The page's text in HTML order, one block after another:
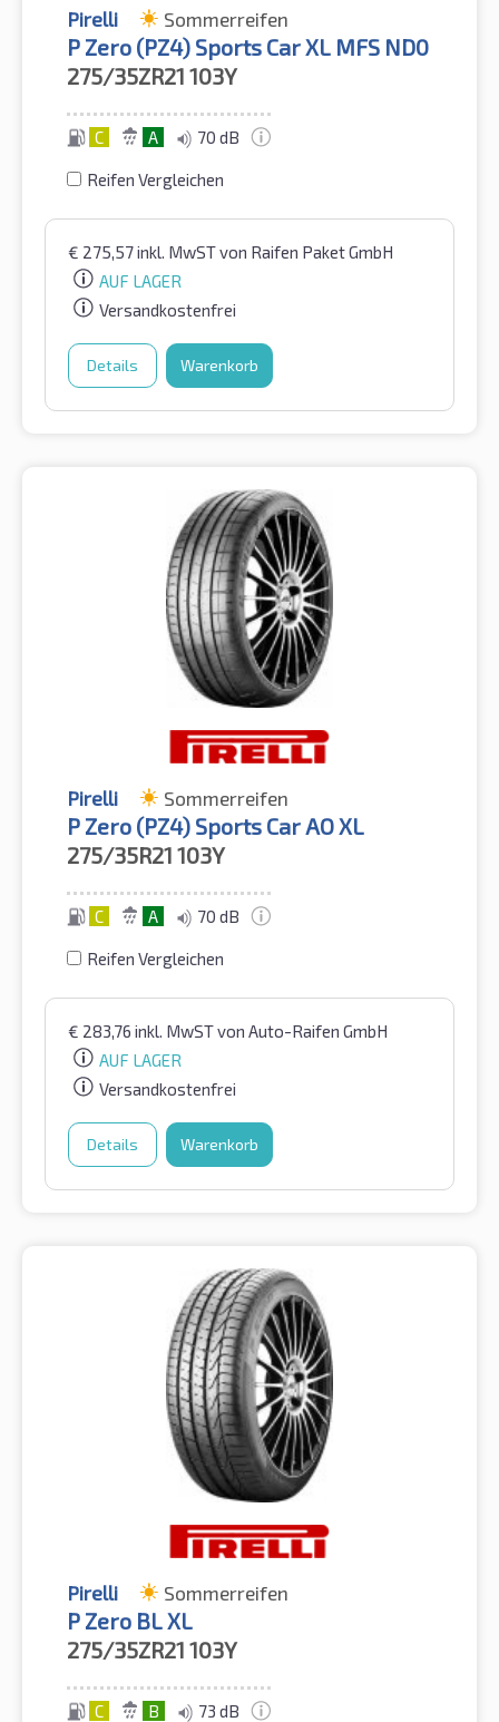
Pirelli Sommerreifen
P Zero (PZ4) Sports Car XL MFS ND0
275/35ZR21 103Y
C A 70 dB
Reifen Vergleichen
€ 275,57inkl. MwSTvon Raifen Paket GmbH
AUF LAGER
Versandkostenfrei
Details Warenkorb
Pirelli Sommerreifen
P Zero (PZ4) Sports Car AO XL
275/35R21 103Y
C A 70 dB
Reifen Vergleichen
€ 283,76 inkl. MwSTvon Auto-Raifen GmbH
AUF LAGER
Versandkostenfrei
Details Warenkorb
Pirelli Sommerreifen
P Zero BL XL
275/35ZR21 103Y
C B 73 dB